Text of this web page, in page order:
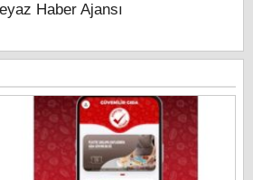
Haber Ajansı